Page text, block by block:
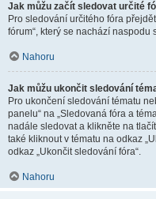
Jak můžu začít sledovat určité
Pro sledování určitého fóra
fórum“, který se nachází naspodu
Nahoru
Jak můžu ukončit sledování
Pro ukončení sledování tématu
panelu“ na „Sledovaná fóra a
nadále sledovat a klikněte na
také kliknout v tématu na odkaz
odkaz „Ukončit sledování fóra“.
Nahoru